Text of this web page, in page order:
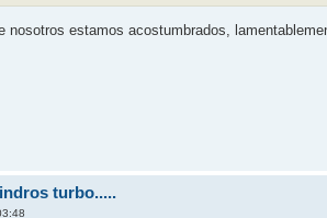
nosotros estamos acostumbrados,
turbo.....